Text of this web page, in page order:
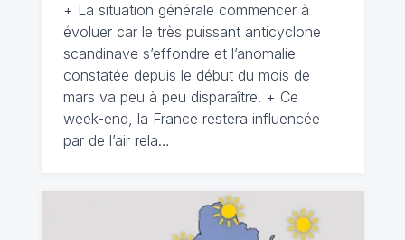
+ La situation générale commencer à
évoluer car le très puissant anticyclone
scandinave s’effondre et l’anomalie
constatée depuis le début du mois de
mars va peu à peu disparaître. + Ce
week-end, la France restera influencée
par de l’air rela…